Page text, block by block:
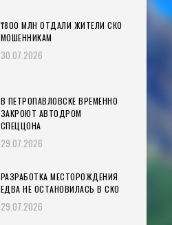
₸800 МЛН ОТДАЛИ ЖИТЕЛИ СКО
МОШЕННИКАМ
30.07.2026
В ПЕТРОПАВЛОВСКЕ ВРЕМЕННО
ЗАКРОЮТ АВТОДРОМ
СПЕЦЦОНА
29.07.2026
РАЗРАБОТКА МЕСТОРОЖДЕНИЯ
ЕДВА НЕ ОСТАНОВИЛАСЬ В СКО
29.07.2026